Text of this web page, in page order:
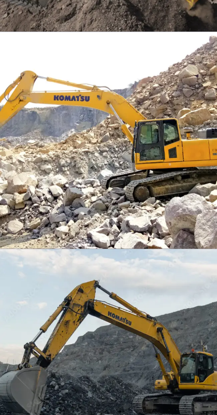
EXCAVATOR TOOLS
KOMATSU PC300SE-8M0
Find Out More
EXCAVATOR TOOLS
KOMATSU PC400LCSE-8
Find Out More